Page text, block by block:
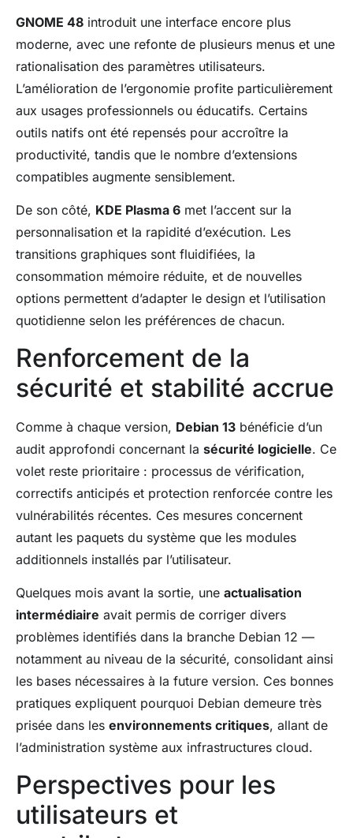
GNOME 48 introduit une interface encore plus
moderne, avec une refonte de plusieurs menus et une
rationalisation des paramètres utilisateurs.
L’amélioration de l’ergonomie profite particulièrement
aux usages professionnels ou éducatifs. Certains
outils natifs ont été repensés pour accroître la
productivité, tandis que le nombre d’extensions
compatibles augmente sensiblement.
De son côté, KDE Plasma 6 met l’accent sur la
personnalisation et la rapidité d’exécution. Les
transitions graphiques sont fluidifiées, la
consommation mémoire réduite, et de nouvelles
options permettent d’adapter le design et l’utilisation
quotidienne selon les préférences de chacun.
Renforcement de la
sécurité et stabilité accrue
Comme à chaque version, Debian 13 bénéficie d’un
audit approfondi concernant la sécurité logicielle. Ce
volet reste prioritaire : processus de vérification,
correctifs anticipés et protection renforcée contre les
vulnérabilités récentes. Ces mesures concernent
autant les paquets du système que les modules
additionnels installés par l’utilisateur.
Quelques mois avant la sortie, une actualisation
intermédiaire avait permis de corriger divers
problèmes identifiés dans la branche Debian 12 —
notamment au niveau de la sécurité, consolidant ainsi
les bases nécessaires à la future version. Ces bonnes
pratiques expliquent pourquoi Debian demeure très
prisée dans les environnements critiques, allant de
l’administration système aux infrastructures cloud.
Perspectives pour les
utilisateurs et